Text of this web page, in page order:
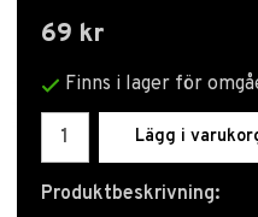
69 kr
Finns i lager för
Lägg i
Produktbeskrivning: